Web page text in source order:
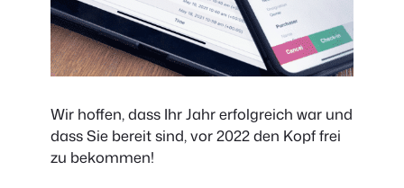
Wir hoffen, dass Ihr Jahr erfolgreich war und
dass Sie bereit sind, vor 2022 den Kopf frei
zu bekommen!